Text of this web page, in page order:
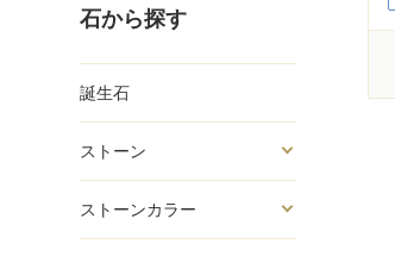
石から探す
誕生石
ストーン
ストーンカラー